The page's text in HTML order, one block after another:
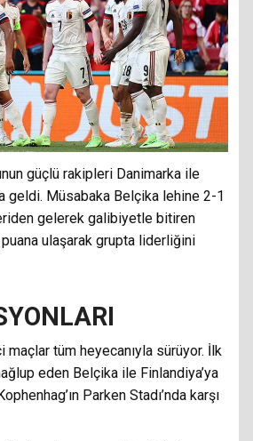
güçlü rakipleri Danimarka ile
geldi. Müsabaka Belçika lehine 2-1
gelerek galibiyetle bitiren
ulaşarak grupta liderliğini
maçlar tüm heyecanıyla sürüyor. İlk
eden Belçika ile Finlandiya’ya
Parken Stadı’nda karşı